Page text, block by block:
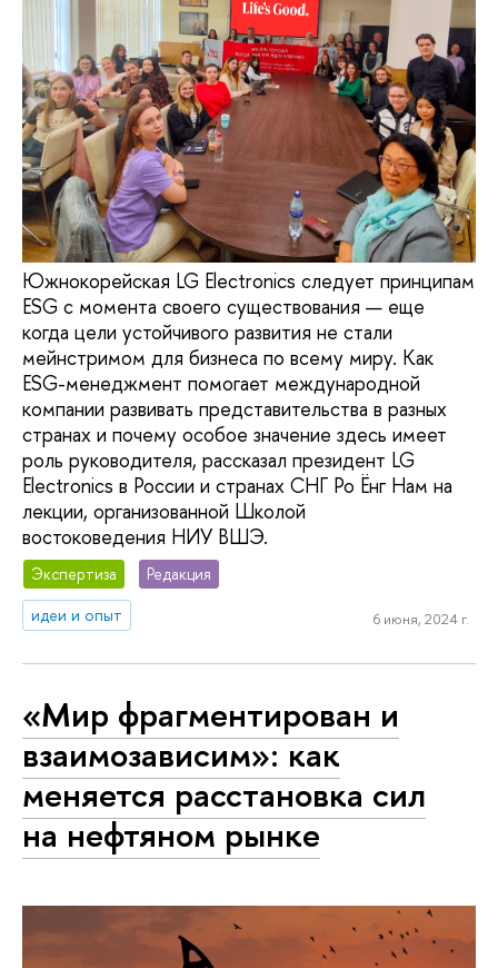
Южнокорейская LG Electronics следует принципам
ESG с момента своего существования — еще
когда цели устойчивого развития не стали
мейнстримом для бизнеса по всему миру. Как
ESG-менеджмент помогает международной
компании развивать представительства в разных
странах и почему особое значение здесь имеет
роль руководителя, рассказал президент LG
Electronics в России и странах СНГ Ро Ёнг Нам на
лекции, организованной Школой
востоковедения НИУ ВШЭ.
Экспертиза
Редакция
идеи и опыт
6 июня, 2024 г.
«Мир фрагментирован и
взаимозависим»: как
меняется расстановка сил
на нефтяном рынке